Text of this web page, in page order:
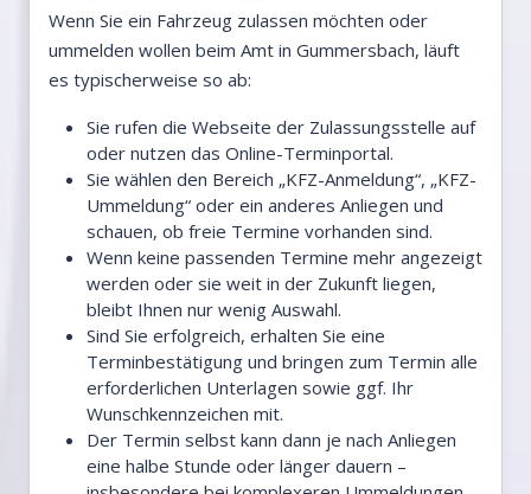
Wenn Sie ein Fahrzeug zulassen möchten oder
ummelden wollen beim Amt in Gummersbach, läuft
es typischerweise so ab:
Sie rufen die Webseite der Zulassungsstelle auf
oder nutzen das Online-Terminportal.
Sie wählen den Bereich „KFZ-Anmeldung“, „KFZ-
Ummeldung“ oder ein anderes Anliegen und
schauen, ob freie Termine vorhanden sind.
Wenn keine passenden Termine mehr angezeigt
werden oder sie weit in der Zukunft liegen,
bleibt Ihnen nur wenig Auswahl.
Sind Sie erfolgreich, erhalten Sie eine
Terminbestätigung und bringen zum Termin alle
erforderlichen Unterlagen sowie ggf. Ihr
Wunschkennzeichen mit.
Der Termin selbst kann dann je nach Anliegen
eine halbe Stunde oder länger dauern –